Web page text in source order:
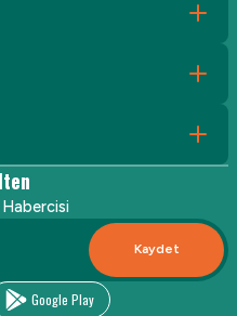
Kaydet
Google Play